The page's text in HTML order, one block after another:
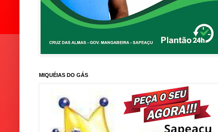
MIQUÉIAS DO GÁS